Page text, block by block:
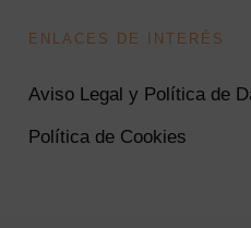
ENLACES DE INTERÉS
Aviso Legal y Política de
Política de Cookies